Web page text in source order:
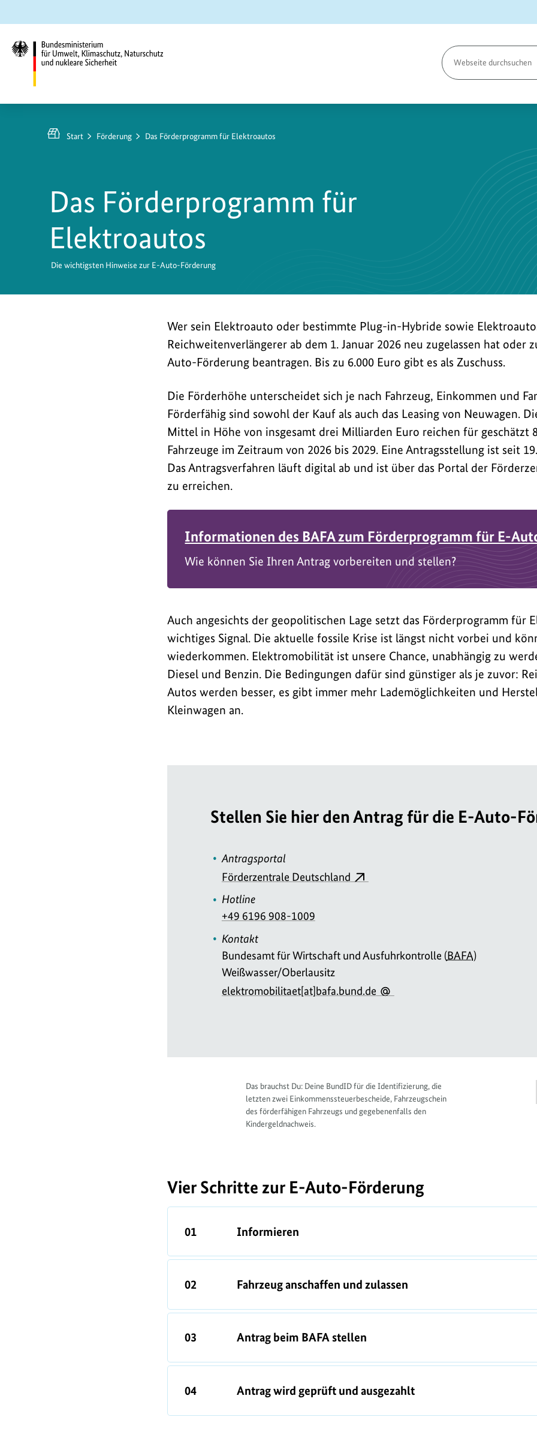
Hauptinhalt
springen
Suche
springen
Hauptnavigation
springen
Umwelt,
Klimaschutz,
Sicherheit
Seite
durchsuchen
Start Förderung Das Förderprogramm für Elektroautos
Das Förderprogramm für
Elektroautos
Die wichtigsten Hinweise zur E-Auto-Förderung
Wer sein Elektroauto oder bestimmte Plug-in-Hybride sowie
Reichweitenverlängerer ab dem 1. Januar 2026 neu zugelassen hat oder
Auto-Förderung beantragen. Bis zu 6.000 Euro gibt es als Zuschuss.
Die Förderhöhe unterscheidet sich je nach Fahrzeug, Einkommen und
Förderfähig sind sowohl der Kauf als auch das Leasing von Neuwagen.
Mittel in Höhe von insgesamt drei Milliarden Euro reichen für geschätzt
Fahrzeuge im Zeitraum von 2026 bis 2029. Eine Antragsstellung ist seit
Das Antragsverfahren läuft digital ab und ist über das Portal der
zu erreichen.
Informationen des BAFA zum Förderprogramm für E-
Wie können Sie Ihren Antrag vorbereiten und stellen?
Auch angesichts der geopolitischen Lage setzt das Förderprogramm für
wichtiges Signal. Die aktuelle fossile Krise ist längst nicht vorbei und
wiederkommen. Elektromobilität ist unsere Chance, unabhängig zu
Diesel und Benzin. Die Bedingungen dafür sind günstiger als je zuvor:
Autos werden besser, es gibt immer mehr Lademöglichkeiten und
Kleinwagen an.
Stellen Sie hier den Antrag für die E-Auto-
Antragsportal
Förderzentrale Deutschland
Hotline
+49 6196 908-1009
Kontakt
Bundesamt für Wirtschaft und Ausfuhrkontrolle (BAFA)
Weißwasser/Oberlausitz
elektromobilitaet[at]bafa.bund.de
Das brauchst Du: Deine BundID für die Identifizierung, die
letzten zwei Einkommenssteuerbescheide, Fahrzeugschein
des förderfähigen Fahrzeugs und gegebenenfalls den
Kindergeldnachweis.
Vier Schritte zur E-Auto-Förderung
01 Informieren
02 Fahrzeug anschaffen und zulassen
03 Antrag beim BAFA stellen
04 Antrag wird geprüft und ausgezahlt